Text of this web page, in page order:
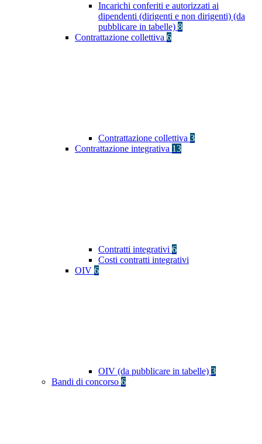
Incarichi conferiti e autorizzati ai
dipendenti (dirigenti e non dirigenti) (da
pubblicare in tabelle) 8
Contrattazione collettiva 6
Contrattazione collettiva 3
Contrattazione integrativa 13
Contratti integrativi 6
Costi contratti integrativi
OIV 6
OIV (da pubblicare in tabelle) 3
Bandi di concorso 6